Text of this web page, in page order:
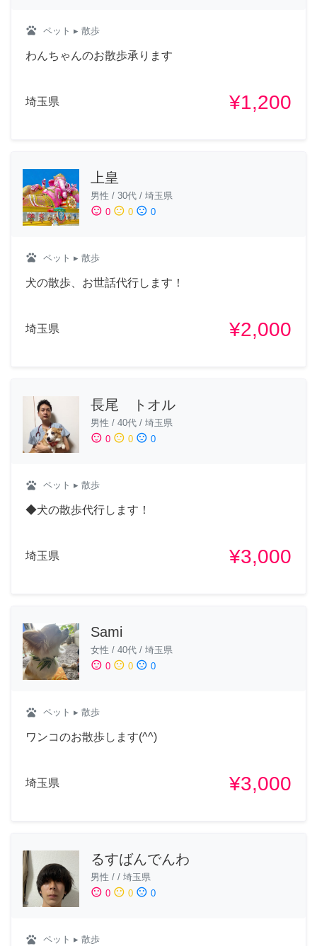
pets ペット ▸ 散歩
わんちゃんのお散歩承ります
埼玉県 ¥1,200
上皇
男性 / 30代 / 埼玉県
sentiment_satisfied 0 sentiment_neutral 0 sentiment_dissatisfied 0
pets ペット ▸ 散歩
犬の散歩、お世話代行します！
埼玉県 ¥2,000
長尾 トオル
男性 / 40代 / 埼玉県
sentiment_satisfied 0 sentiment_neutral 0 sentiment_dissatisfied 0
pets ペット ▸ 散歩
◆犬の散歩代行します！
埼玉県 ¥3,000
Sami
女性 / 40代 / 埼玉県
sentiment_satisfied 0 sentiment_neutral 0 sentiment_dissatisfied 0
pets ペット ▸ 散歩
ワンコのお散歩します(^^)
埼玉県 ¥3,000
るすばんでんわ
男性 / / 埼玉県
sentiment_satisfied 0 sentiment_neutral 0 sentiment_dissatisfied 0
pets ペット ▸ 散歩